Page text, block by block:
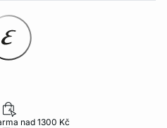
nad 1300 Kč